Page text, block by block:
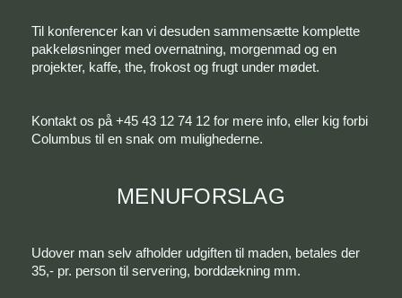
Til konferencer kan vi desuden sammensætte komplette
pakkeløsninger med overnatning, morgenmad og en
projekter, kaffe, the, frokost og frugt under mødet.
Kontakt os på +45 43 12 74 12 for mere info, eller kig forbi
Columbus til en snak om mulighederne.
MENUFORSLAG
Udover man selv afholder udgiften til maden, betales der
35,- pr. person til servering, borddækning mm.